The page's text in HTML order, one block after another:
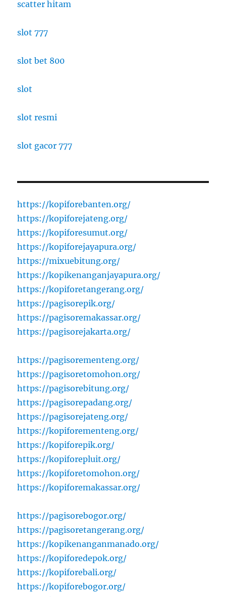
scatter hitam
slot 777
slot bet 800
slot
slot resmi
slot gacor 777
https://kopiforebanten.org/
https://kopiforejateng.org/
https://kopiforesumut.org/
https://kopiforejayapura.org/
https://mixuebitung.org/
https://kopikenanganjayapura.org/
https://kopiforetangerang.org/
https://pagisorepik.org/
https://pagisoremakassar.org/
https://pagisorejakarta.org/
https://pagisorementeng.org/
https://pagisoretomohon.org/
https://pagisorebitung.org/
https://pagisorepadang.org/
https://pagisorejateng.org/
https://kopiforementeng.org/
https://kopiforepik.org/
https://kopiforepluit.org/
https://kopiforetomohon.org/
https://kopiforemakassar.org/
https://pagisorebogor.org/
https://pagisoretangerang.org/
https://kopikenanganmanado.org/
https://kopiforedepok.org/
https://kopiforebali.org/
https://kopiforebogor.org/